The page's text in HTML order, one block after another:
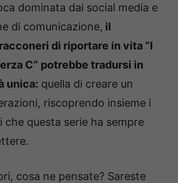
dominata dai social media e
di comunicazione, il
di riportare in vita “I
C” potrebbe tradursi in
unica: quella di creare un
riscoprendo insieme i
che questa serie ha sempre
cosa ne pensate? Sareste